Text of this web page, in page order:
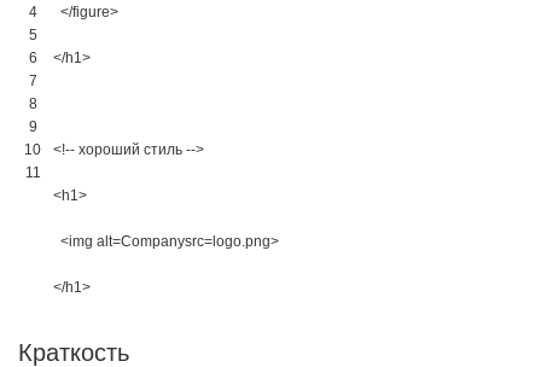
4
5
6
7
8
9
10
11
</figure>
</h1>
<!-- хороший стиль -->
<h1>
<img alt=Companysrc= logo.png>
</h1>
Краткость